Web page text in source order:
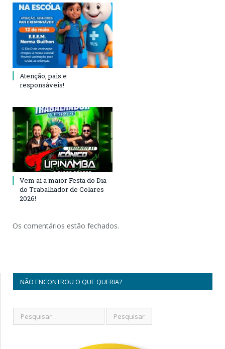
Atenção, pais e
responsáveis!
Vem aí a maior Festa do Dia
do Trabalhador de Colares
2026!
Os comentários estão fechados.
NÃO ENCONTROU O QUE QUERIA?